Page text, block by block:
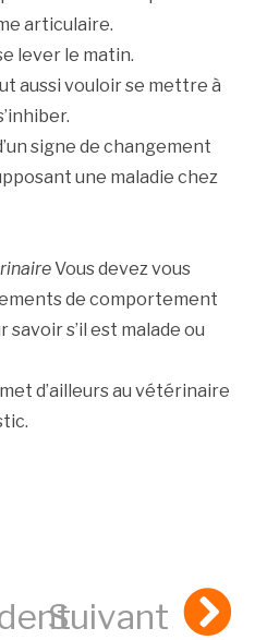
articulaire.
lever le matin.
aussi vouloir se mettre à
signe de changement
une maladie chez
Vous devez vous
de comportement
s’il est malade ou
d’ailleurs au vétérinaire
Suivant